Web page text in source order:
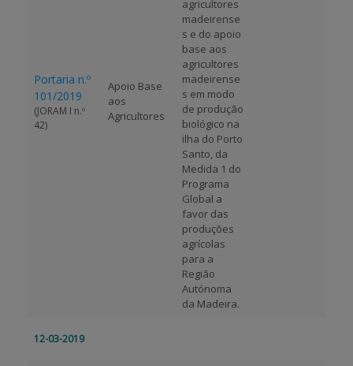
Portaria n.º
101/2019
(JORAM I n.º
42)
Apoio Base
aos
Agricultores
agricultores
madeirense
s e do apoio
base aos
agricultores
madeirense
s em modo
de produção
biológico na
ilha do Porto
Santo, da
Medida 1 do
Programa
Global a
favor das
produções
agrícolas
para a
Região
Autónoma
da Madeira.
12-03-2019